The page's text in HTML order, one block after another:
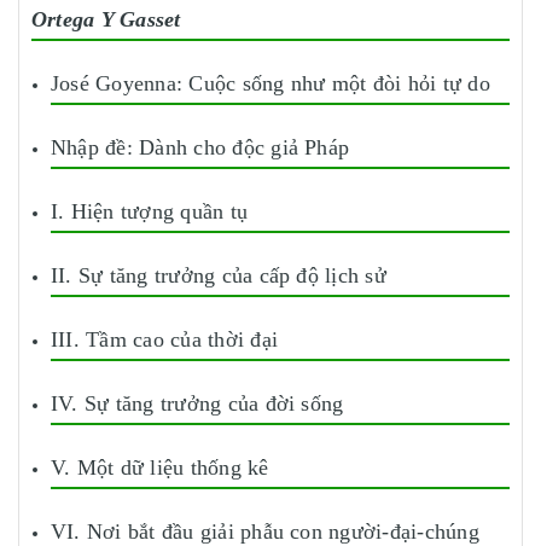
Ortega Y Gasset
José Goyenna: Cuộc sống như một đòi hỏi tự do
Nhập đề: Dành cho độc giả Pháp
I. Hiện tượng quần tụ
II. Sự tăng trưởng của cấp độ lịch sử
III. Tầm cao của thời đại
IV. Sự tăng trưởng của đời sống
V. Một dữ liệu thống kê
VI. Nơi bắt đầu giải phẫu con người-đại-chúng